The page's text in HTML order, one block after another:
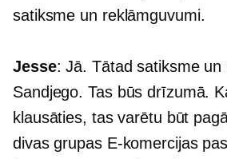
satiksme un reklāmguvumi.
Jesse: Jā. Tātad satiksme un
Sandjego. Tas būs drīzumā.
klausāties, tas varētu būt
divas grupas E-komercijas